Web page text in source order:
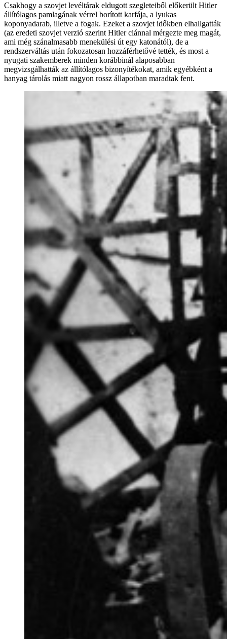
Csakhogy a szovjet levéltárak eldugott szegleteiből előkerült Hitler
állítólagos pamlagának vérrel borított karfája, a lyukas
koponyadarab, illetve a fogak. Ezeket a szovjet időkben elhallgatták
(az eredeti szovjet verzió szerint Hitler ciánnal mérgezte meg magát,
ami még szánalmasabb menekülési út egy katonától), de a
rendszerváltás után fokozatosan hozzáférhetővé tették, és most a
nyugati szakemberek minden korábbinál alaposabban
megvizsgálhatták az állítólagos bizonyítékokat, amik egyébként a
hanyag tárolás miatt nagyon rossz állapotban maradtak fent.